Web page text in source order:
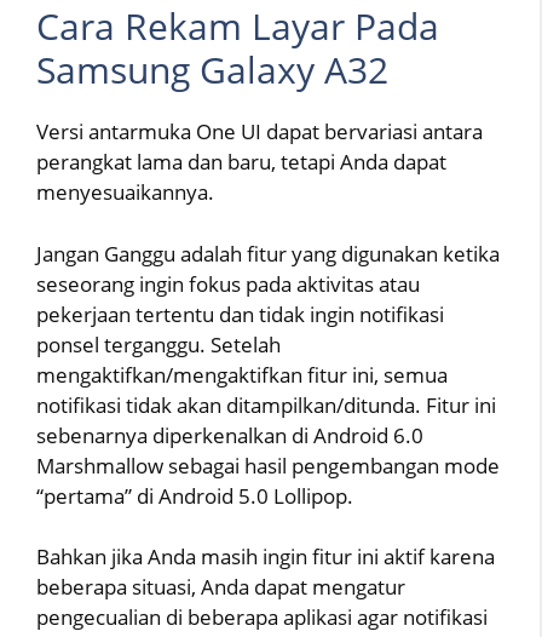
Cara Rekam Layar Pada
Samsung Galaxy A32
Versi antarmuka One UI dapat bervariasi antara
perangkat lama dan baru, tetapi Anda dapat
menyesuaikannya.
Jangan Ganggu adalah fitur yang digunakan ketika
seseorang ingin fokus pada aktivitas atau
pekerjaan tertentu dan tidak ingin notifikasi
ponsel terganggu. Setelah
mengaktifkan/mengaktifkan fitur ini, semua
notifikasi tidak akan ditampilkan/ditunda. Fitur ini
sebenarnya diperkenalkan di Android 6.0
Marshmallow sebagai hasil pengembangan mode
“pertama” di Android 5.0 Lollipop.
Bahkan jika Anda masih ingin fitur ini aktif karena
beberapa situasi, Anda dapat mengatur
pengecualian di beberapa aplikasi agar notifikasi